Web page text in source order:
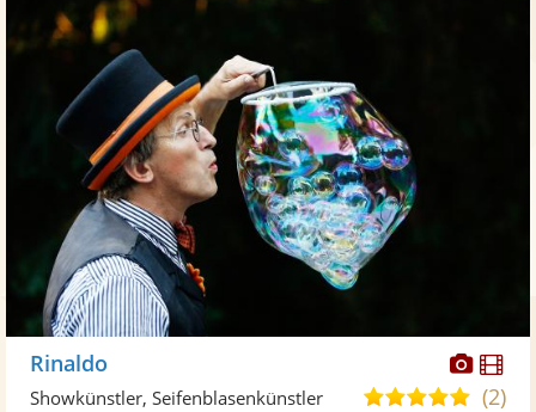
Rinaldo
4,9(2)
Showkünstler, Seifenblasenkünstler